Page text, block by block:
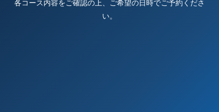
各コース内容をご確認の上、ご希望の日時でご予約くださ
い。